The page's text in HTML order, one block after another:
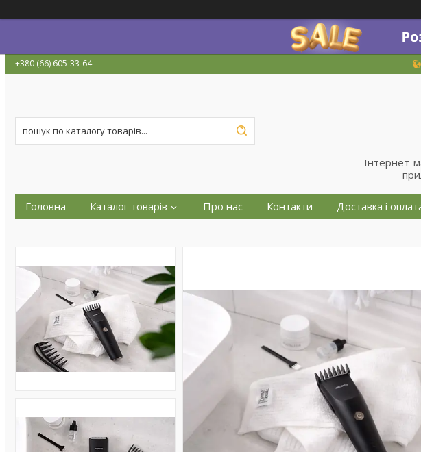
+380 (66) 605-33-64
Інтернет-
Головна Каталог товарів Про нас Контакти Доставка і